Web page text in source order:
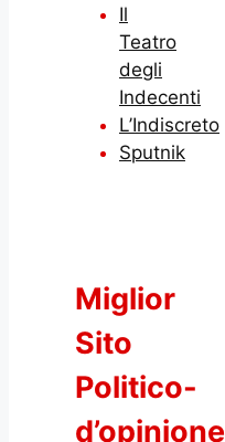
Il
Teatro
degli
Indecenti
L’Indiscreto
Sputnik
Miglior
Sito
Politico-
d’opinione